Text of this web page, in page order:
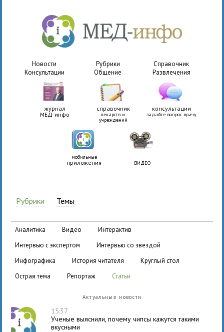
Новости Рубрики
Справочник
Консультации
Общение Развлечения
журнал
МЕД-инфо
справочник
лекарств и
учреждений
консультации
задайте вопрос врачу
мобильные
приложения ВИДЕО
Рубрики Темы
аналитика видео
интерактив
интервью с экспертом
интервью со звездой
инфографика
история читателя
круглый стол
острая тема
репортаж статьи
Актуальные новости
15:37
Ученые выяснили, почему чипсы кажутся такими
вкусными